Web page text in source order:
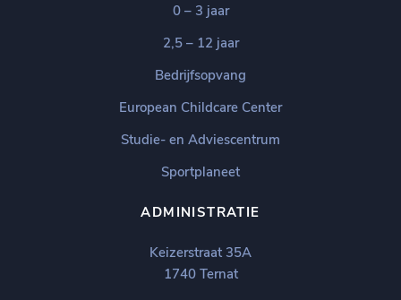
0 – 3 jaar
2,5 – 12 jaar
Bedrijfsopvang
European Childcare Center
Studie- en Adviescentrum
Sportplaneet
ADMINISTRATIE
Keizerstraat 35A
1740 Ternat